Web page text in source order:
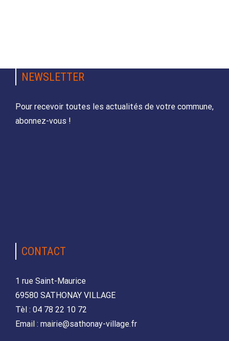
NEWSLETTER
Pour recevoir toutes les actualités de votre commune,
abonnez-vous !
CONTACT
1 rue Saint-Maurice
69580 SATHONAY VILLAGE
Tèl : 04 78 22 10 72
Email : mairie@sathonay-village.fr